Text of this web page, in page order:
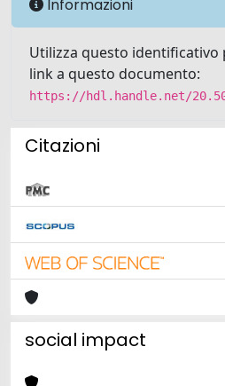
Informazioni
Utilizza questo identificativo
link a questo documento:
https://hdl.handle.net/
Citazioni
social impact